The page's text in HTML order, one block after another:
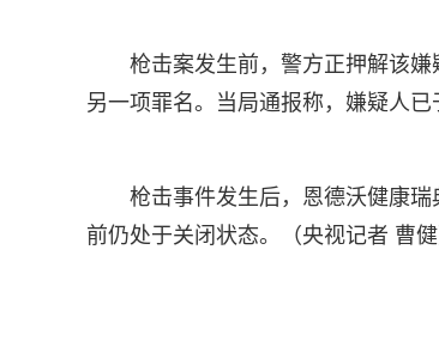
枪击案发生前，警方正押解该
另一项罪名。当局通报称，嫌疑人已
枪击事件发生后，恩德沃健康
前仍处于关闭状态。（央视记者 曹健